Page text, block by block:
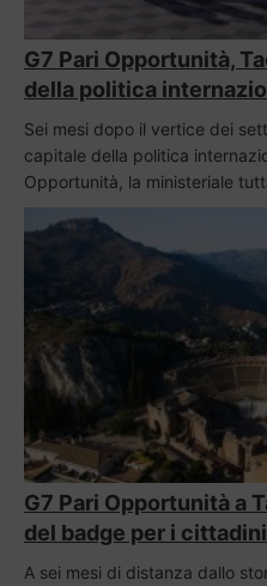
G7 Pari Opportunità,
della politica
Sei mesi dopo il vertice dei
capitale della politica
Opportunità, la ministeriale
G7 Pari Opportunità a
del badge per i cittadini
A sei mesi di distanza dallo